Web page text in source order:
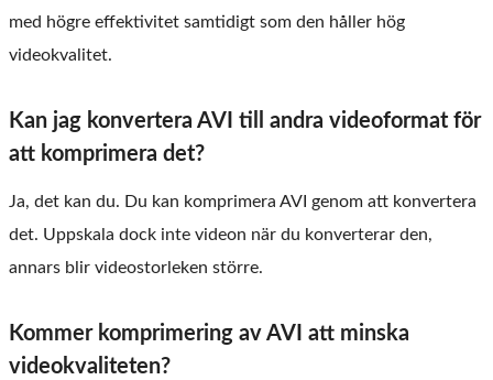
med högre effektivitet samtidigt som den håller hög
videokvalitet.
Kan jag konvertera AVI till andra videoformat för
att komprimera det?
Ja, det kan du. Du kan komprimera AVI genom att konvertera
det. Uppskala dock inte videon när du konverterar den,
annars blir videostorleken större.
Kommer komprimering av AVI att minska
videokvaliteten?